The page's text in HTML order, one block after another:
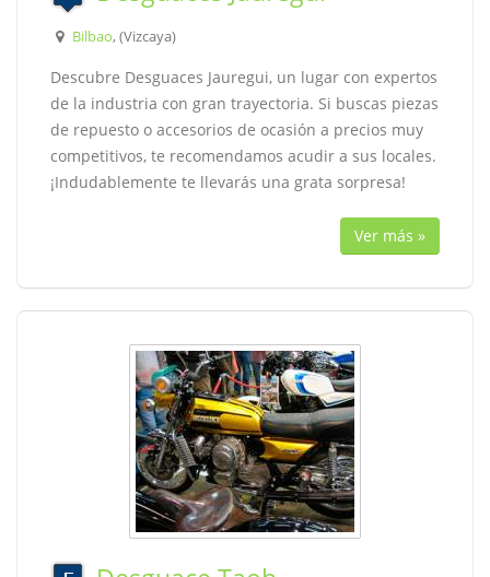
Bilbao, (Vizcaya)
Descubre Desguaces Jauregui, un lugar con expertos
de la industria con gran trayectoria. Si buscas piezas
de repuesto o accesorios de ocasión a precios muy
competitivos, te recomendamos acudir a sus locales.
¡Indudablemente te llevarás una grata sorpresa!
Ver más »